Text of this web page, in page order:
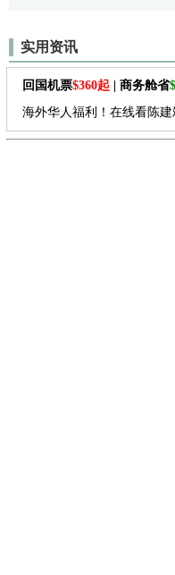
实用资讯
回国机票$360起 | 商务舱省
海外华人福利！在线看陈